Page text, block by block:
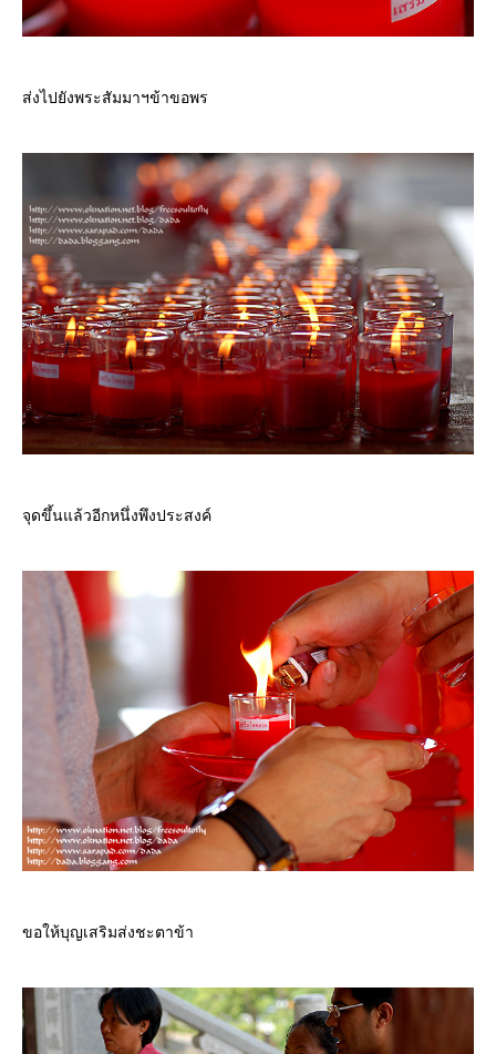
ส่งไปยังพระสัมมาฯข้าขอพร
จุดขึ้นแล้วอีกหนึ่งพึงประสงค์
ขอให้บุญเสริมส่งชะตาข้า